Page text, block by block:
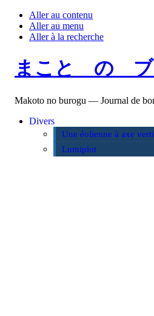
Aller au contenu
Aller au menu
Aller à la recherche
まこと の ブ
Makoto no burogu — Journal de
Divers
Une éolienne à axe
Lumiplot